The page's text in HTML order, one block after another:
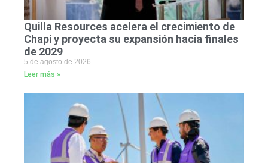
Quilla Resources acelera el crecimiento de
Chapi y proyecta su expansión hacia finales
de 2029
5 de agosto de 2026
Leer más »